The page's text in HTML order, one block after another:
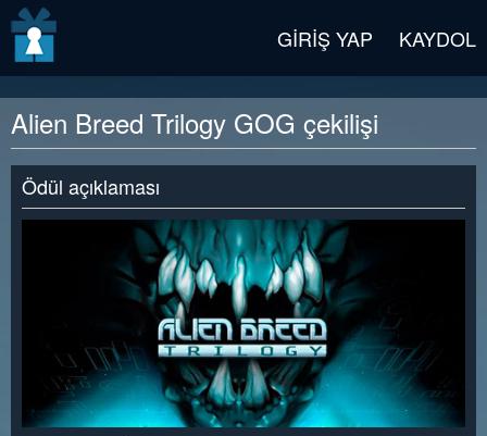
GIRIŞ YAP KAYDOL
Alien Breed Trilogy GOG çekilişi
Ödül açıklaması